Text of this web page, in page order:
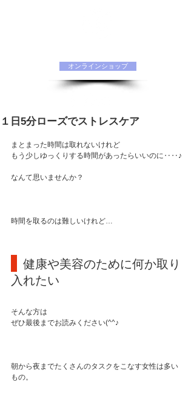
オンラインショップ
１日5分ローズでストレスケア
まとまった時間は取れないけれど
もう少しゆっくりする時間があったらいいのに‥‥♪
なんて思いませんか？
時間を取るのは難しいけれど…
健康や美容のために何か取り
入れたい
そんな方は
ぜひ最後までお読みください(^^♪
朝から夜までたくさんのタスクをこなす女性は多い
もの。